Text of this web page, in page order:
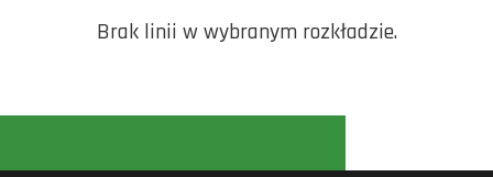
Brak linii w wybranym rozkładzie.